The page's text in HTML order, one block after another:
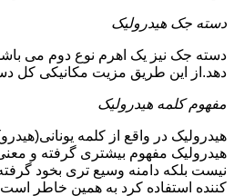
دسته جک هیدرولیک
دسته جک نیز یک اهرم نوع دوم می
دهد.از این طریق مزیت مکانیکی کل
مفهوم کلمه هیدرولیک
هیدرولیک در واقع از کلمه
هیدرولیک مفهوم بیشتری گرفته و
نیست بلکه دامنه وسیع تری بخود
کننده استفاده کرد به همین خاطر